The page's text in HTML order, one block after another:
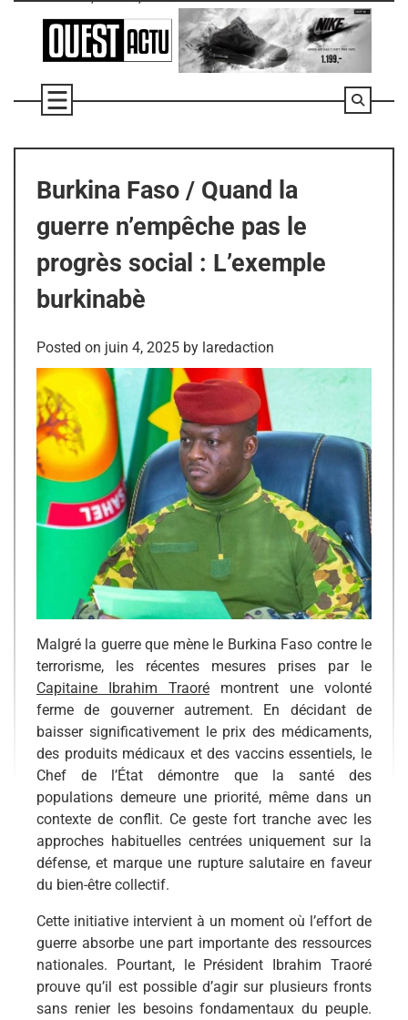
Burkina Faso / Quand la
guerre n’empêche pas le
progrès social : L’exemple
burkinabè
Posted on juin 4, 2025 by laredaction
Malgré la guerre que mène le Burkina Faso contre le
terrorisme, les récentes mesures prises par le
Capitaine Ibrahim Traoré montrent une volonté
ferme de gouverner autrement. En décidant de
baisser significativement le prix des médicaments,
des produits médicaux et des vaccins essentiels, le
Chef de l’État démontre que la santé des
populations demeure une priorité, même dans un
contexte de conflit. Ce geste fort tranche avec les
approches habituelles centrées uniquement sur la
défense, et marque une rupture salutaire en faveur
du bien-être collectif.
Cette initiative intervient à un moment où l’effort de
guerre absorbe une part importante des ressources
nationales. Pourtant, le Président Ibrahim Traoré
prouve qu’il est possible d’agir sur plusieurs fronts
sans renier les besoins fondamentaux du peuple.